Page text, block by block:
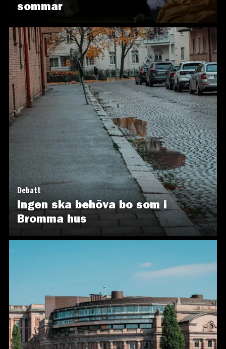
sommar
Debatt
Ingen ska behöva bo som i
Bromma hus